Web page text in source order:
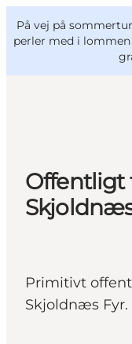
På vej på
perler med i lommen
Oplevelser
Outdoor
Mad og
VisitFyn
Deutsch
Offentligt
Primitivt
Skjoldnæs Fyr.